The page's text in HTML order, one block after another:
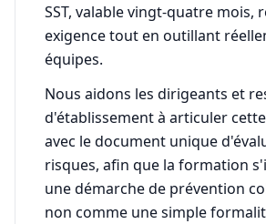
SST, valable vingt-quatre mois,
exigence tout en outillant
équipes.
Nous aidons les dirigeants et
d'établissement à articuler
avec le document unique
risques, afin que la formation
une démarche de prévention
non comme une simple